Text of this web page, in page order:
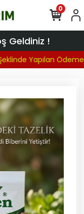
Geldiniz !
Yapılan
0